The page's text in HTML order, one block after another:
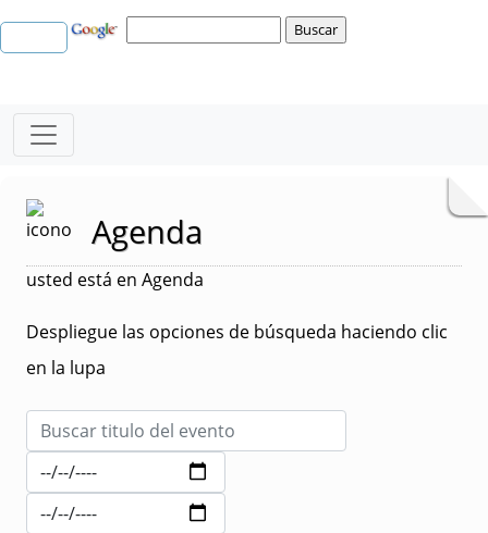
Agenda
usted está en Agenda
Despliegue las opciones de búsqueda haciendo clic
en la lupa